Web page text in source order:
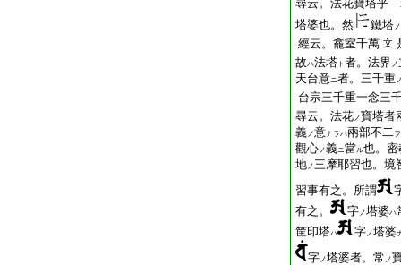
尋云。法花寶塔乎
塔婆也。然
鐵塔ノ
經云。龕室千萬 文
故ハ法塔 ト 者。法界 ノ
天台意ニ者。三千重
台宗三千重一念三
尋云。法花ノ寶塔者
義ノ意ナラハ兩部不二ヲ
觀心ノ義ニ當ル也。密
地ノ三摩耶習也。境
習事有之。所謂
有之。
字ノ塔婆ハ
筐印塔ハ 字ノ塔婆
字ノ塔婆者。常 ノ